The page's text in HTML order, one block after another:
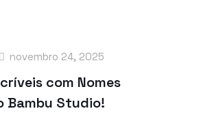
novembro 24, 2025
com Nomes
Bambu Studio!